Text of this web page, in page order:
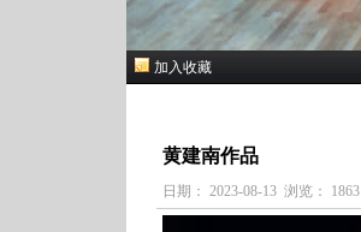
加入收藏
黄建南作品
日期： 2023-08-13 浏览： 1863